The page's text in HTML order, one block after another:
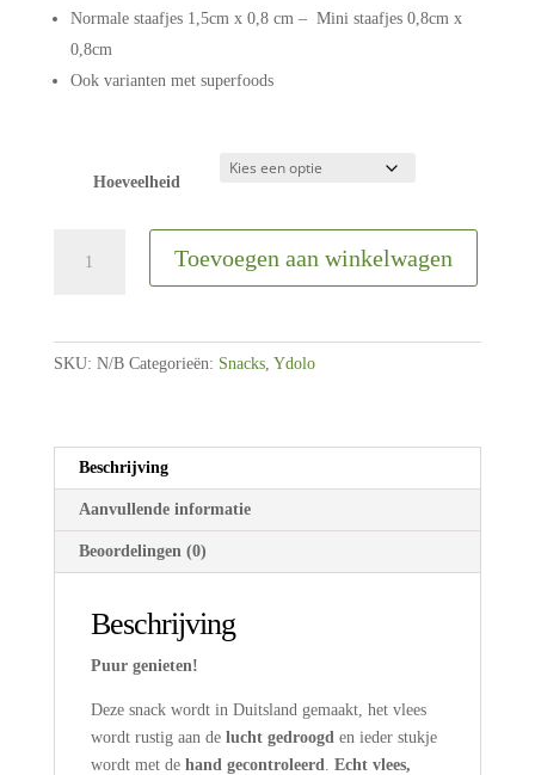
Normale staafjes 1,5cm x 0,8 cm – Mini staafjes 0,8cm x
0,8cm
Ook varianten met superfoods
Hoeveelheid
180
gram
400
Toevoegen aan winkelwagen
SKU: N/B Categorieën: Snacks, Ydolo
Beschrijving
Aanvullende informatie
Beoordelingen (0)
Beschrijving
Puur genieten!
Deze snack wordt in Duitsland gemaakt, het vlees
wordt rustig aan de lucht gedroogd en ieder stukje
wordt met de hand gecontroleerd
Echt vlees,